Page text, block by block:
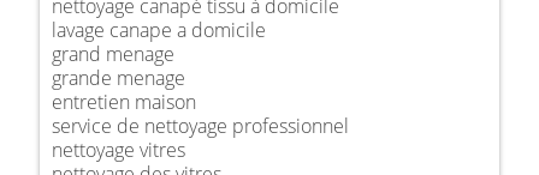
nettoyage canapé tissu à domicile
lavage canape a domicile
grand menage
grande menage
entretien maison
service de nettoyage professionnel
nettoyage vitres